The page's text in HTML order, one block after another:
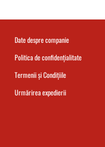
Date despre companie
Politica de confidențialitate
Termenii și Condițiile
Urmărirea expedierii